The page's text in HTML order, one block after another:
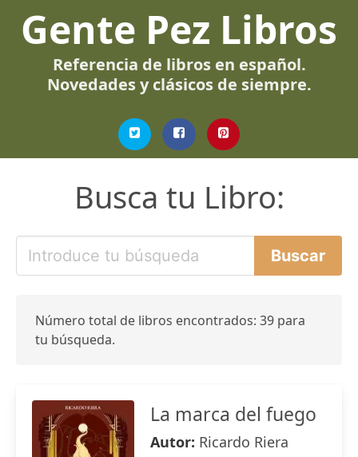
Gente Pez Libros
Referencia de libros en español.
Novedades y clásicos de siempre.
Busca tu Libro:
Número total de libros encontrados: 39 para
tu búsqueda.
La marca del fuego
Autor: Ricardo Riera